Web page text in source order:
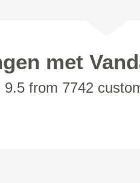
met
9.5 from 7742